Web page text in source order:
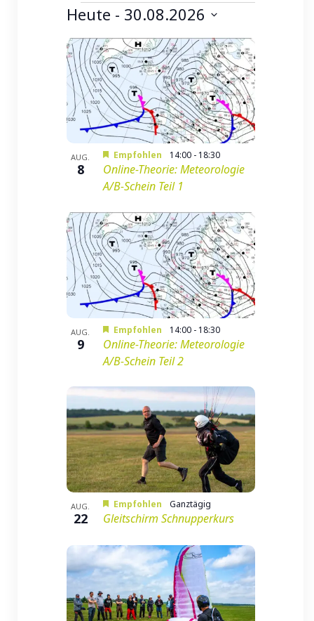
Heute - 30.08.2026
auswählen.
List
of
Veranstaltungen
in
Photo
View
AUG.
8
Online-Theorie: Meteorologie
A/B-Schein Teil 1
Empfohlen 14:00 - 18:30
AUG.
9
Online-Theorie: Meteorologie
A/B-Schein Teil 2
Empfohlen 14:00 - 18:30
AUG.
22 Gleitschirm Schnupperkurs
Empfohlen Ganztägig